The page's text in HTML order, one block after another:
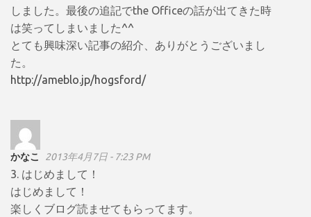
しました。最後の追記でthe Officeの話が出てきた時
は笑ってしまいました^^
とても興味深い記事の紹介、ありがとうございまし
た。
http://ameblo.jp/hogsford/
かなこ 2013年4月7日 - 7:23 PM
3. はじめまして！
はじめまして！
楽しくブログ読ませてもらってます。